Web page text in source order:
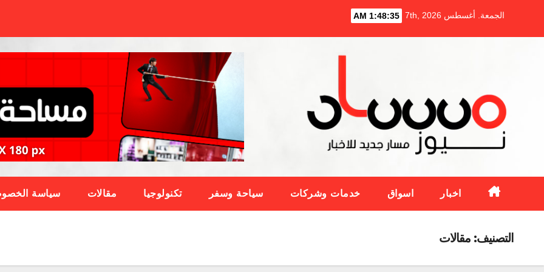
الجمعة. أغسطس 7th, 2026 1:48:36 AM
اخبار اسواق خدمات وشركات سياحة وسفر تكنولوجيا مقالات سياسة
التصنيف: مقالات